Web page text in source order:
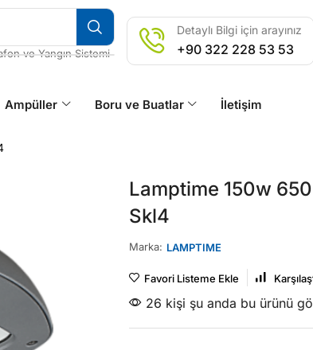
ve Yangın Sistemi
Detaylı Bilgi için arayınız
+90 322 228 53 53
Ampüller Boru ve Buatlar İletişim
Lamptime 150w
Skl4
Marka: LAMPTIME
Favori Listeme Ekle
26 kişi şu anda bu ürünü